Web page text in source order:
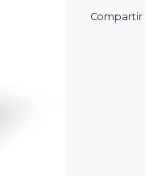
Compartir